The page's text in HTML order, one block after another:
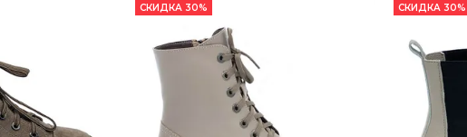
СКИДКА 30% СКИДКА 30%